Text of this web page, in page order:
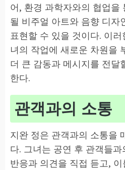
어, 환경 과학자와의 협업을
될 비주얼 아트와 음향 디자
표현할 수 있을 것이다. 이
녀의 작업에 새로운 차원을
더 큰 감동과 메시지를 전달
한다.
관객과의 소통
지완 정은 관객과의 소통을
다. 그녀는 공연 후 관객들
반응과 의견을 직접 듣고,